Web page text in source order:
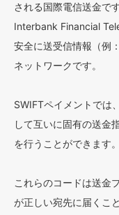
される国際電信送金で
Interbank Financial
安全に送受信情報（例
ネットワークです。
SWIFTペイメントでは
して互いに固有の送金
を行うことができます。
これらのコードは送金
が正しい宛先に届くこ